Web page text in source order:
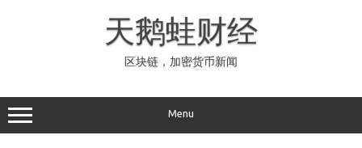
天鹅蛙财经
区块链，加密货币新闻
Menu